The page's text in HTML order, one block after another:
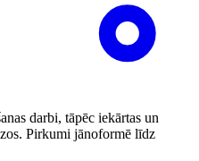
darbi, tāpēc iekārtas un
Pirkumi jānoformē līdz